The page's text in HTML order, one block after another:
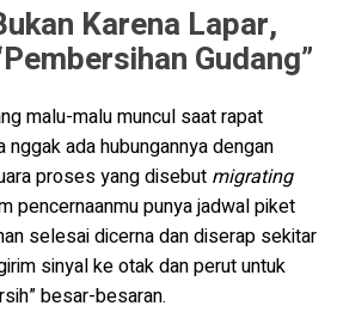
Karena Lapar,
Gudang”
malu-malu muncul saat rapat
ada hubungannya dengan
proses yang disebut migrating
pencernaanmu punya jadwal piket
selesai dicerna dan diserap sekitar
sinyal ke otak dan perut untuk
besar-besaran.